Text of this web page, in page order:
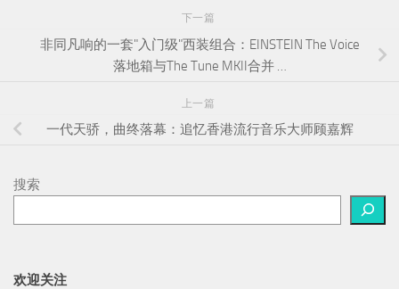
下一篇
非同凡响的一套"入门级"西装组合：EINSTEIN The Voice
落地箱与The Tune MKII合并 …
上一篇
一代天骄，曲终落幕：追忆香港流行音乐大师顾嘉辉
搜索
欢迎关注